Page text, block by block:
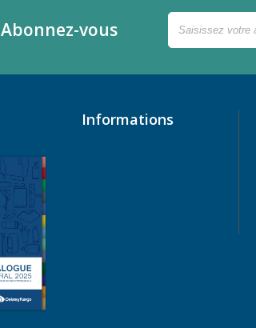
Abonnez-vous
Informations